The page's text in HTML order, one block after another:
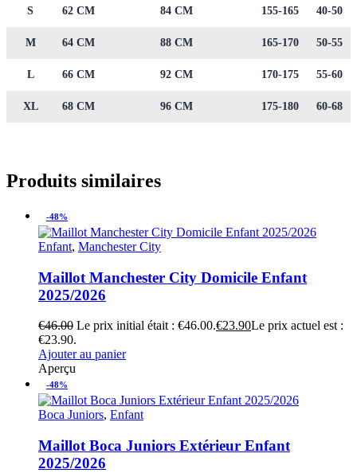
S 62 CM 84 CM 155-165 40-50
M 64 CM 88 CM 165-170 50-55
L 66 CM 92 CM 170-175 55-60
XL 68 CM 96 CM 175-180 60-68
Produits similaires
-48%
Enfant, Manchester City
Maillot Manchester City Domicile Enfant
2025/2026
€46.00 Le prix initial était : €46.00.€23.90Le prix actuel est :
€23.90.
Ajouter au panier
Aperçu
-48%
Boca Juniors, Enfant
Maillot Boca Juniors Extérieur Enfant
2025/2026